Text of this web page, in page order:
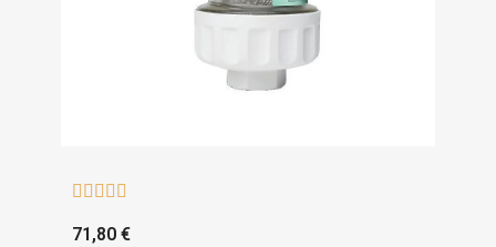
    
71,80 €